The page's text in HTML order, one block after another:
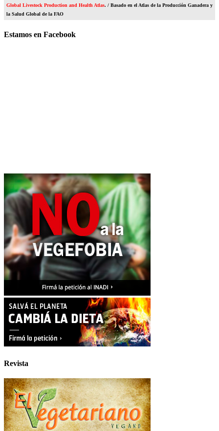
Global Livestock Production and Health Atlas. / Basado en el Atlas de la Producción Ganadera y
la Salud Global de la FAO
Estamos en Facebook
Revista